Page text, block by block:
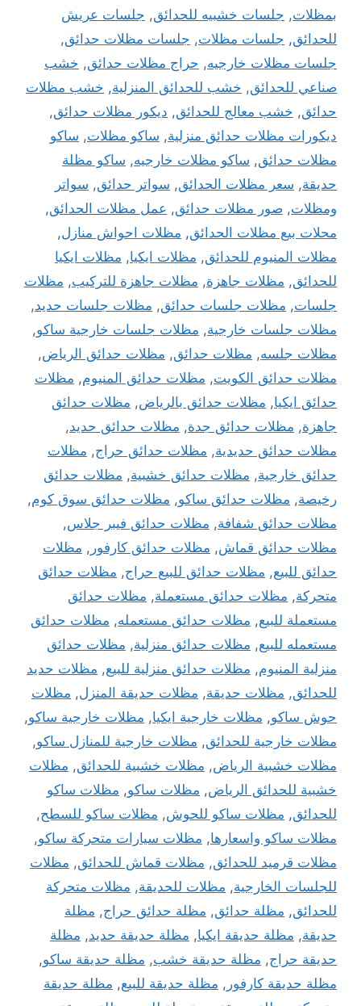
بمظلات, جلسات خشبيه للحدائق, جلسات عريش
للحدائق, جلسات مظلات, جلسات مظلات حدائق,
جلسات مظلات خارجيه, حراج مظلات حدائق, خشب
صناعي للحدائق, خشب للحدائق المنزلية, خشب مظلات
حدائق, خشب معالج للحدائق, ديكور مظلات حدائق,
ديكورات مظلات حدائق منزلية, ساكو مظلات, ساكو
مظلات حدائق, ساكو مظلات خارجيه, ساكو مظلة
حديقة, سعر مظلات الحدائق, سواتر حدائق, سواتر
ومظلات, صور مظلات حدائق, عمل مظلات الحدائق,
محلات بيع مظلات الحدائق, مظلات احواش منازل,
مظلات المنيوم للحدائق, مظلات ايكيا, مظلات ايكيا
للحدائق, مظلات جاهزة, مظلات جاهزة للتركيب, مظلات
جلسات, مظلات جلسات حدائق, مظلات جلسات حديد,
مظلات جلسات خارجية, مظلات جلسات خارجية ساكو,
مظلات جلسه, مظلات حدائق, مظلات حدائق الرياض,
مظلات حدائق الكويت, مظلات حدائق المنيوم, مظلات
حدائق ايكيا, مظلات حدائق بالرياض, مظلات حدائق
جاهزة, مظلات حدائق جدة, مظلات حدائق حديد,
مظلات حدائق حديدية, مظلات حدائق حراج, مظلات
حدائق خارجية, مظلات حدائق خشبية, مظلات حدائق
رخيصة, مظلات حدائق ساكو, مظلات حدائق سوق كوم,
مظلات حدائق شفافة, مظلات حدائق فيبر جلاس,
مظلات حدائق قماش, مظلات حدائق كارفور , مظلات
حدائق للبيع, مظلات حدائق للبيع حراج, مظلات حدائق
متحركة, مظلات حدائق مستعملة, مظلات حدائق
مستعملة للبيع, مظلات حدائق مستعمله, مظلات حدائق
مستعمله للبيع, مظلات حدائق منزلية, مظلات حدائق
منزلية المنيوم, مظلات حدائق منزلية للبيع, مظلات حديد
للحدائق, مظلات حديقة, مظلات حديقة المنزل, مظلات
حوش ساكو, مظلات خارجية ايكيا, مظلات خارجية ساكو,
مظلات خارجية للحدائق, مظلات خارجية للمنازل ساكو,
مظلات خشبية الرياض, مظلات خشبية للحدائق, مظلات
خشبية للحدائق الرياض, مظلات ساكو, مظلات ساكو
للحدائق, مظلات ساكو للحوش, مظلات ساكو للسطح,
مظلات ساكو واسعارها, مظلات سيارات متحركة ساكو,
مظلات قرميد للحدائق, مظلات قماش للحدائق, مظلات
للجلسات الخارجية, مظلات للحديقة, مظلات متحركة
للحدائق, مظلة حدائق, مظلة حدائق حراج, مظلة
حديقة, مظلة حديقة ايكيا, مظلة حديقة حديد, مظلة
حديقة حراج, مظلة حديقة خشب, مظلة حديقة ساكو,
مظلة حديقة كارفور , مظلة حديقة للبيع, مظلة حديقة